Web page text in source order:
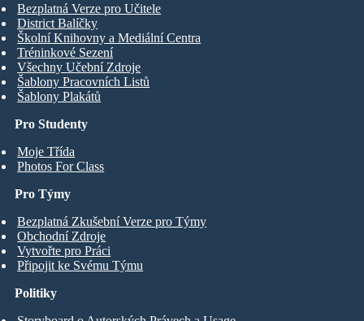
Pro Studenty
Moje Třída
Photos For Class
Bezplatná Verze pro Učitele
District Balíčky
Školní Knihovny a Mediální Centra
Tréninkové Sezení
Všechny Učební Zdroje
Šablony Pracovních Listů
Šablony Plakátů
Pro Týmy
Bezplatná Zkušební Verze pro Týmy
Obchodní Zdroje
Vytvořte pro Práci
Připojit ke Svému Týmu
Politiky